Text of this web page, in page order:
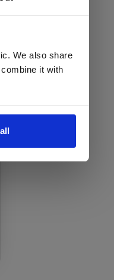
We also share
it with